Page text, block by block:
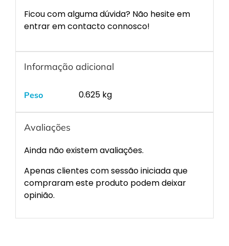
Ficou com alguma dúvida? Não hesite em
entrar em contacto connosco!
Informação adicional
Peso 0.625 kg
Avaliações
Ainda não existem avaliações.
Apenas clientes com sessão iniciada que
compraram este produto podem deixar
opinião.